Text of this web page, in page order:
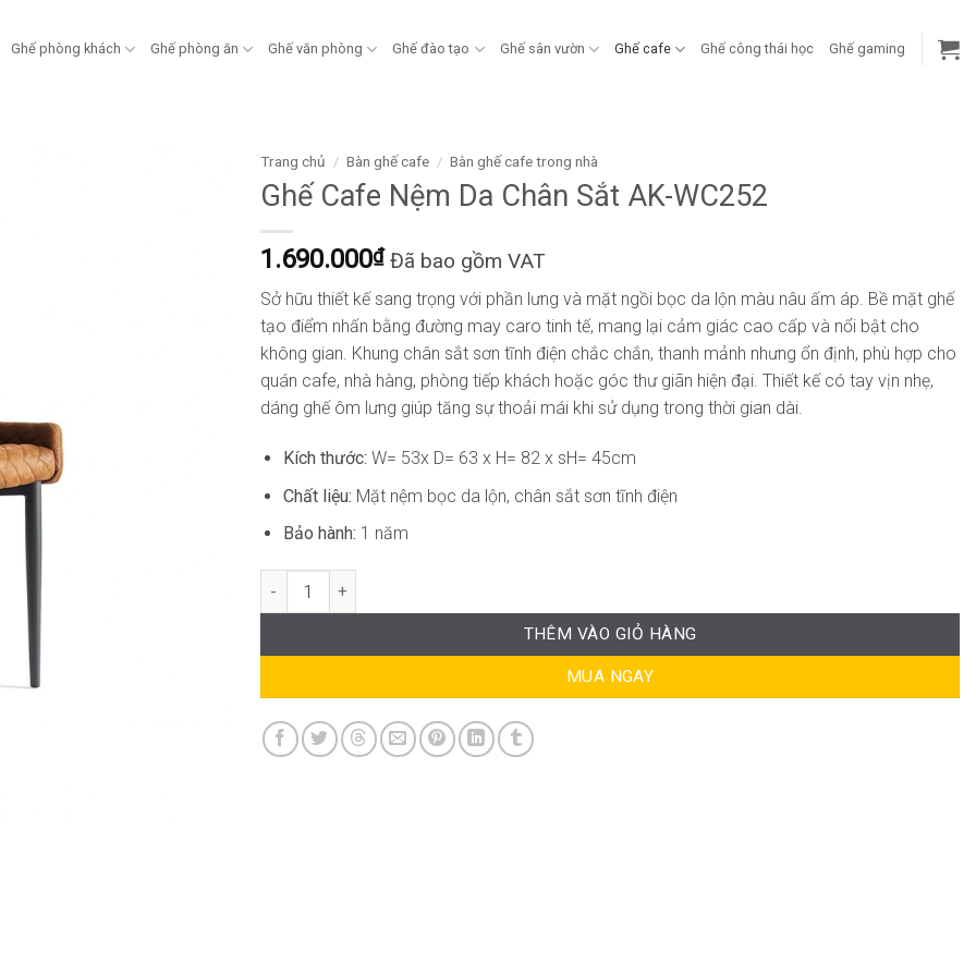
Ghế phòng khách Ghế phòng ăn Ghế văn phòng Ghế đào tạo Ghế sân vườn Ghế cafe Ghế công thái học Ghế gaming
Trang chủ / Bàn ghế cafe / Bàn ghế cafe trong nhà
Ghế Cafe Nệm Da Chân Sắt AK-WC252
1.690.000₫ Đã bao gồm VAT
Sở hữu thiết kế sang trọng với phần lưng và mặt ngồi bọc da lộn màu nâu ấm áp. Bề mặt ghế
tạo điểm nhấn bằng đường may caro tinh tế, mang lại cảm giác cao cấp và nổi bật cho
không gian. Khung chân sắt sơn tĩnh điện chắc chắn, thanh mảnh nhưng ổn định, phù hợp cho
quán cafe, nhà hàng, phòng tiếp khách hoặc góc thư giãn hiện đại. Thiết kế có tay vịn nhẹ,
dáng ghế ôm lưng giúp tăng sự thoải mái khi sử dụng trong thời gian dài.
Kích thước: W= 53x D= 63 x H= 82 x sH= 45cm
Chất liệu: Mặt nệm bọc da lộn, chân sắt sơn tĩnh điện
Bảo hành: 1 năm
Ghế Cafe Nệm Da Chân Sắt AK-WC252 số lượng
THÊM VÀO GIỎ HÀNG
MUA NGAY